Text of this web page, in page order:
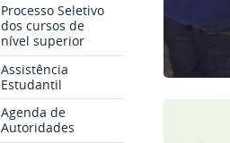
Processo Seletivo
dos cursos de
nível superior
Assistência
Estudantil
Agenda de
Autoridades